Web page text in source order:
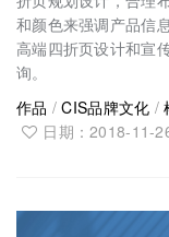
和颜色来强调产品信
高端四折页设计和宣
询。
作品 /CIS品牌文化 /
日期：2018-11-